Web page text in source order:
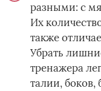
разными: с
Их
также
Убрать
тренажера
талии, боков,